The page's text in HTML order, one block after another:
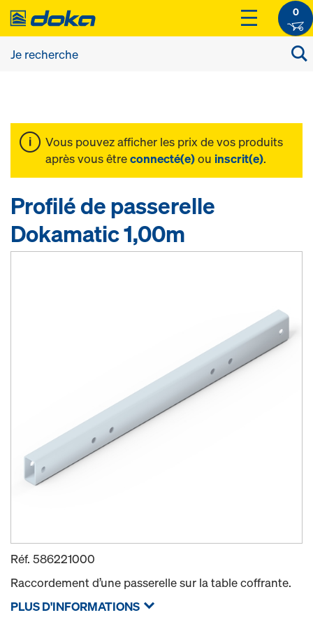
0
Vous pouvez afficher les prix de vos produits
après vous êtreconnecté(e)ou inscrit(e).
Profilé de passerelle
Dokamatic 1,00m
Réf. 586221000
Raccordement d’une passerelle sur la table coffrante.
PLUS D'INFORMATIONS